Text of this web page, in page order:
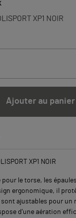
XP1 NOIR
Ajouter au panier
XP1 NOIR
le torse, les
ergonomique, il
sont ajustables pour un
d’une aération